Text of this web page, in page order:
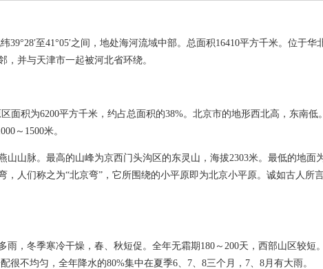
至41°05′之间，地处海河流域中部。总面积16410平方千米。位于华
并与天津市一起被河北省环绕。
积为6200平方千米，约占总面积的38%。北京市的地形西北高，东南低
～1500米。
脉。最高的山峰为京西门头沟区的东灵山，海拔2303米。最低的地面
人们称之为“北京弯”，它所围绕的小平原即为北京小平原。诚如古人所言
冬季寒冷干燥，春、秋短促。全年无霜期180～200天，西部山区较短
不均匀，全年降水的80%集中在夏季6、7、8三个月，7、8月有大雨。